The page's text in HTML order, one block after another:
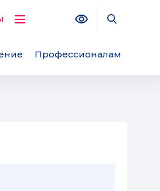
Версия для
Профессионалам